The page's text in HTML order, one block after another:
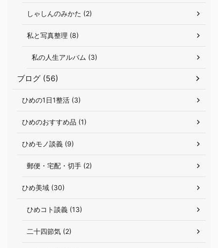
しゃしんのみかた (2)
私と写真整理 (8)
私の人生アルバム (3)
ブログ (56)
ひめの1日1整活 (3)
ひめのおすすめ品 (1)
ひめモノ談義 (9)
郵便・宅配・切手 (2)
ひめ美域 (30)
ひめコト談義 (13)
二十四節気 (2)